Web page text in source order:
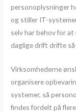
personoplysninger
og stiller IT-
selv har behov for
daglige drift drifte
Virksomhederne
organisere
systemer, så
findes fordelt på